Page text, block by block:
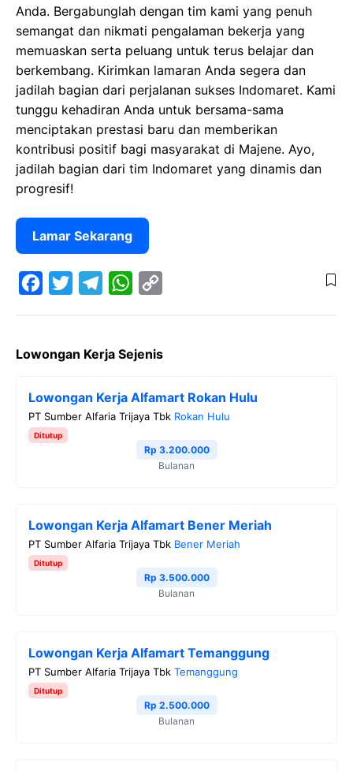
Anda. Bergabunglah dengan tim kami yang penuh
semangat dan nikmati pengalaman bekerja yang
memuaskan serta peluang untuk terus belajar dan
berkembang. Kirimkan lamaran Anda segera dan
jadilah bagian dari perjalanan sukses Indomaret. Kami
tunggu kehadiran Anda untuk bersama-sama
menciptakan prestasi baru dan memberikan
kontribusi positif bagi masyarakat di Majene. Ayo,
jadilah bagian dari tim Indomaret yang dinamis dan
progresif!
Lamar Sekarang
c
i
t
e
r
l
g
r
a
s
A
p
L
i
n
Lowongan Kerja Sejenis
Lowongan Kerja Alfamart Rokan Hulu
PT Sumber Alfaria Trijaya Tbk Rokan Hulu
Ditutup
Rp 3.200.000
Bulanan
Lowongan Kerja Alfamart Bener Meriah
PT Sumber Alfaria Trijaya Tbk Bener Meriah
Ditutup
Rp 3.500.000
Bulanan
Lowongan Kerja Alfamart Temanggung
PT Sumber Alfaria Trijaya Tbk Temanggung
Ditutup
Rp 2.500.000
Bulanan